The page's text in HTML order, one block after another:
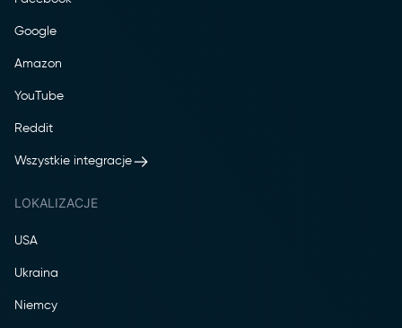
Google
Amazon
YouTube
Reddit
Wszystkie integracje
LOKALIZACJE
USA
Ukraina
Niemcy